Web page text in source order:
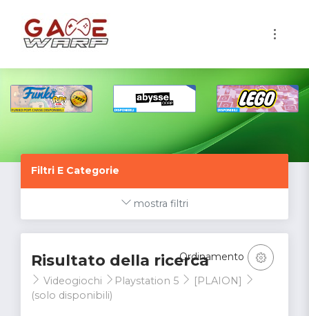
Filtri E Categorie
mostra filtri
Risultato della ricerca
Videogiochi Playstation 5
[PLAION]
(solo disponibili)
Ordinamento